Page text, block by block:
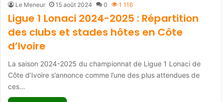
Le Meneur 15 août 2024 0 1 116
Ligue 1 Lonaci 2024-2025 : Répartition
des clubs et stades hôtes en Côte
d’Ivoire
La saison 2024-2025 du championnat de Ligue 1 Lonaci de
Côte d’Ivoire s’annonce comme l’une des plus attendues de
ces…